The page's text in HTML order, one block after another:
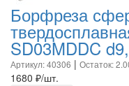
Борфреза
SD03MDDC
Артикул: 40306 | Остаток:
1680 ₽/шт.